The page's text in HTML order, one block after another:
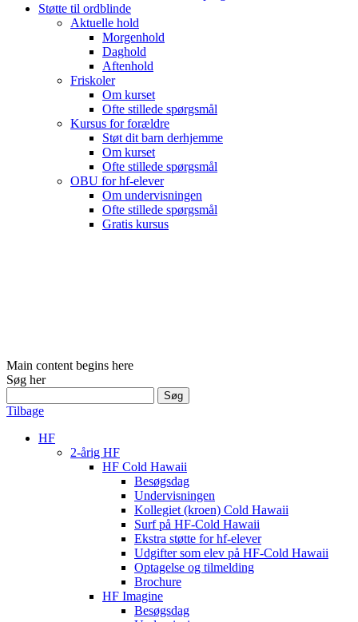
Støtte til ordblinde
Aktuelle hold
Morgenhold
Daghold
Aftenhold
Friskoler
Om kurset
Ofte stillede spørgsmål
Kursus for forældre
Støt dit barn derhjemme
Om kurset
Ofte stillede spørgsmål
OBU for hf-elever
Om undervisningen
Ofte stillede spørgsmål
Gratis kursus
Main content begins here
Søg her
efter:
Tilbage
HF
2-årig HF
HF Cold Hawaii
Besøgsdag
Undervisningen
Kollegiet (kroen) Cold Hawaii
Surf på HF-Cold Hawaii
Ekstra støtte for hf-elever
Udgifter som elev på HF-Cold Hawaii
Optagelse og tilmelding
Brochure
HF Imagine
Besøgsdag